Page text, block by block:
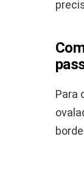
Para